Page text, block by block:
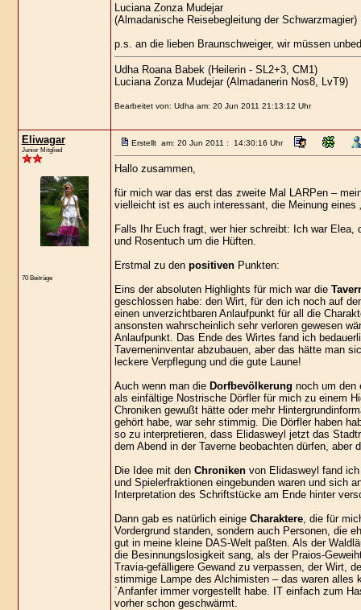
Luciana Zonza Mudejar
(Almadanische Reisebegleitung der Schwarzmagier)
p.s. an die lieben Braunschweiger, wir müssen
Udha Roana Babek (Heilerin - SL2+3, CM1)
Luciana Zonza Mudejar (Almadanerin Nos8, LvT9)
Bearbeitet von: Udha am: 20 Jun 2011 21:13:12 Uhr
Eliwagar
Junior Mitglied
70 Beiträge
Erstellt am: 20 Jun 2011 : 14:30:16 Uhr
Hallo zusammen,
für mich war das erst das zweite Mal LARPen –
vielleicht ist es auch interessant, die Meinung eines
Falls Ihr Euch fragt, wer hier schreibt: Ich war Elea,
und Rosentuch um die Hüften.
Erstmal zu den positivenPunkten:
Eins der absoluten Highlights für mich war die
geschlossen habe: den Wirt, für den ich noch auf
einen unverzichtbaren Anlaufpunkt für all die
ansonsten wahrscheinlich sehr verloren gewesen
Anlaufpunkt. Das Ende des Wirtes fand ich
Taverneninventar abzubauen, aber das hätte man
leckere Verpflegung und die gute Laune!
Auch wenn man die Dorfbevölkerung noch um den
als einfältige Nostrische Dörfler für mich zu einem
Chroniken gewußt hätte oder mehr
gehört habe, war sehr stimmig. Die Dörfler haben
so zu interpretieren, dass Elidasweyl jetzt das
dem Abend in der Taverne beobachten dürfen, aber
Die Idee mit den Chronikenvon Elidasweyl fand ich
und Spielerfraktionen eingebunden waren und sich
Interpretation des Schriftstücke am Ende hinter
Dann gab es natürlich einigeCharaktere, die für
Vordergrund standen, sondern auch Personen, die
gut in meine kleine DAS-Welt paßten. Als der
die Besinnungslosigkeit sang, als der Praios-
Travia-gefälligere Gewand zu verpassen, der Wirt,
stimmige Lampe des Alchimisten – das waren alles
´Anfanfer immer vorgestellt habe. IT einfach zum
vorher schon geschwärmt.